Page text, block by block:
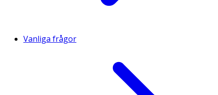
Vanliga frågor